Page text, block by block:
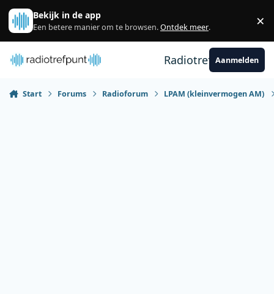
Spring naar bijdragen
Bekijk in de app
Een betere manier om te browsen.Ontdek meer. ×
RadiotrefpuntAanmelden
Start Forums Radioforum LPAM (kleinvermogen AM)